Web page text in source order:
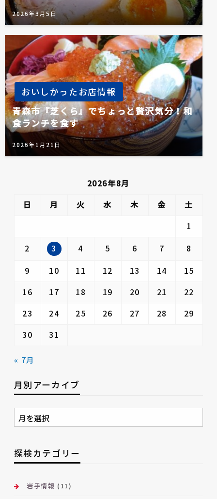
2026年3月5日
おいしかったお店情報
青森市『芝くら』でちょっと贅沢気分！和
食ランチを食す
2026年1月21日
2026年8月
日
月 火 水 木 金
土
1
2
3 4 5 6 7
8
9
10 11 12 13 14
15
16
17 18 19 20 21
22
23
24 25 26 27 28
29
30
31
« 7月
月別アーカイブ
月
別
ー
カ
ブ
探検カテゴリー
岩手情報 (11)